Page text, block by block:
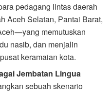
pedagang lintas daerah
Aceh Selatan, Pantai Barat,
memutuskan
nasib, dan menjalin
keramaian kota.
Jembatan Lingua
sebuah skenario